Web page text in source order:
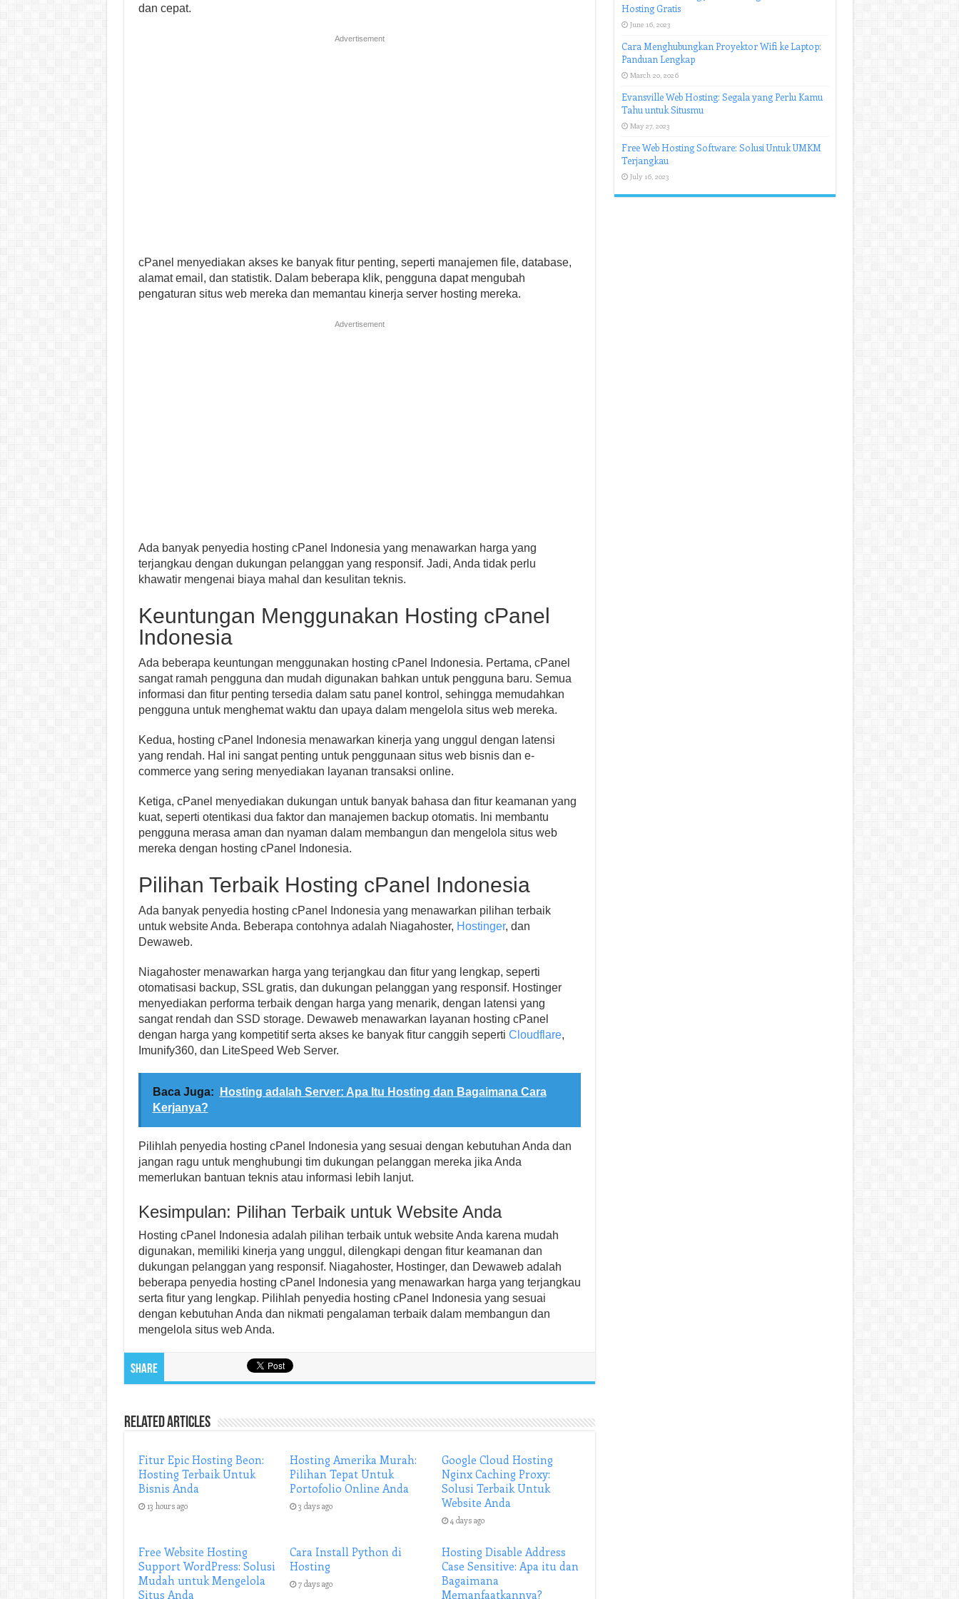
dan cepat.
Advertisement
cPanel menyediakan akses ke banyak fitur penting, seperti manajemen file, database,
alamat email, dan statistik. Dalam beberapa klik, pengguna dapat mengubah
pengaturan situs web mereka dan memantau kinerja server hosting mereka.
Advertisement
Ada banyak penyedia hosting cPanel Indonesia yang menawarkan harga yang
terjangkau dengan dukungan pelanggan yang responsif. Jadi, Anda tidak perlu
khawatir mengenai biaya mahal dan kesulitan teknis.
Keuntungan Menggunakan Hosting cPanel
Indonesia
Ada beberapa keuntungan menggunakan hosting cPanel Indonesia. Pertama, cPanel
sangat ramah pengguna dan mudah digunakan bahkan untuk pengguna baru. Semua
informasi dan fitur penting tersedia dalam satu panel kontrol, sehingga memudahkan
pengguna untuk menghemat waktu dan upaya dalam mengelola situs web mereka.
Kedua, hosting cPanel Indonesia menawarkan kinerja yang unggul dengan latensi
yang rendah. Hal ini sangat penting untuk penggunaan situs web bisnis dan e-
commerce yang sering menyediakan layanan transaksi online.
Ketiga, cPanel menyediakan dukungan untuk banyak bahasa dan fitur keamanan yang
kuat, seperti otentikasi dua faktor dan manajemen backup otomatis. Ini membantu
pengguna merasa aman dan nyaman dalam membangun dan mengelola situs web
mereka dengan hosting cPanel Indonesia.
Pilihan Terbaik Hosting cPanel Indonesia
Ada banyak penyedia hosting cPanel Indonesia yang menawarkan pilihan terbaik
untuk website Anda. Beberapa contohnya adalah Niagahoster, Hostinger, dan
Dewaweb.
Niagahoster menawarkan harga yang terjangkau dan fitur yang lengkap, seperti
otomatisasi backup, SSL gratis, dan dukungan pelanggan yang responsif. Hostinger
menyediakan performa terbaik dengan harga yang menarik, dengan latensi yang
sangat rendah dan SSD storage. Dewaweb menawarkan layanan hosting cPanel
dengan harga yang kompetitif serta akses ke banyak fitur canggih seperti Cloudflare,
Imunify360, dan LiteSpeed Web Server.
Baca Juga:
Hosting adalah Server: Apa Itu Hosting dan Bagaimana Cara
Kerjanya?
Pilihlah penyedia hosting cPanel Indonesia yang sesuai dengan kebutuhan Anda dan
jangan ragu untuk menghubungi tim dukungan pelanggan mereka jika Anda
memerlukan bantuan teknis atau informasi lebih lanjut.
Kesimpulan: Pilihan Terbaik untuk Website Anda
Hosting cPanel Indonesia adalah pilihan terbaik untuk website Anda karena mudah
digunakan, memiliki kinerja yang unggul, dilengkapi dengan fitur keamanan dan
dukungan pelanggan yang responsif. Niagahoster, Hostinger, dan Dewaweb adalah
beberapa penyedia hosting cPanel Indonesia yang menawarkan harga yang terjangkau
serta fitur yang lengkap. Pilihlah penyedia hosting cPanel Indonesia yang sesuai
dengan kebutuhan Anda dan nikmati pengalaman terbaik dalam membangun dan
mengelola situs web Anda.
Share
Related Articles
Fitur Epic Hosting Beon:
Hosting Terbaik Untuk
Bisnis Anda
13 hours ago
Hosting Amerika Murah:
Pilihan Tepat Untuk
Portofolio Online Anda
3 days ago
Google Cloud Hosting
Nginx Caching Proxy:
Solusi Terbaik Untuk
Website Anda
4 days ago
Free Website Hosting
Support WordPress: Solusi
Mudah untuk Mengelola
Situs Anda
Cara Install Python di
Hosting
7 days ago
Hosting Disable Address
Case Sensitive: Apa itu dan
Bagaimana
Memanfaatkannya?
Hosting Gratis
June 16, 2023
Cara Menghubungkan Proyektor Wifi ke Laptop:
Panduan Lengkap
March 20, 2026
Evansville Web Hosting: Segala yang Perlu Kamu
Tahu untuk Situsmu
May 27, 2023
Free Web Hosting Software: Solusi Untuk UMKM
Terjangkau
July 16, 2023